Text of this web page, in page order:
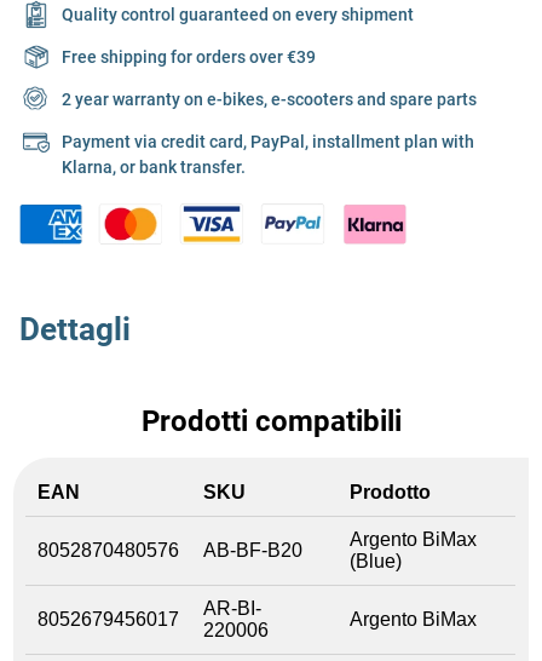
Quality control guaranteed on every shipment
Free shipping for orders over €39
2 year warranty on e-bikes, e-scooters and spare parts
Payment via credit card, PayPal, installment plan with
Klarna, or bank transfer.
Dettagli
Prodotti compatibili
EAN SKU Prodotto
8052870480576 AB-BF-B20
Argento BiMax
(Blue)
8052679456017
AR-BI-
220006
Argento BiMax